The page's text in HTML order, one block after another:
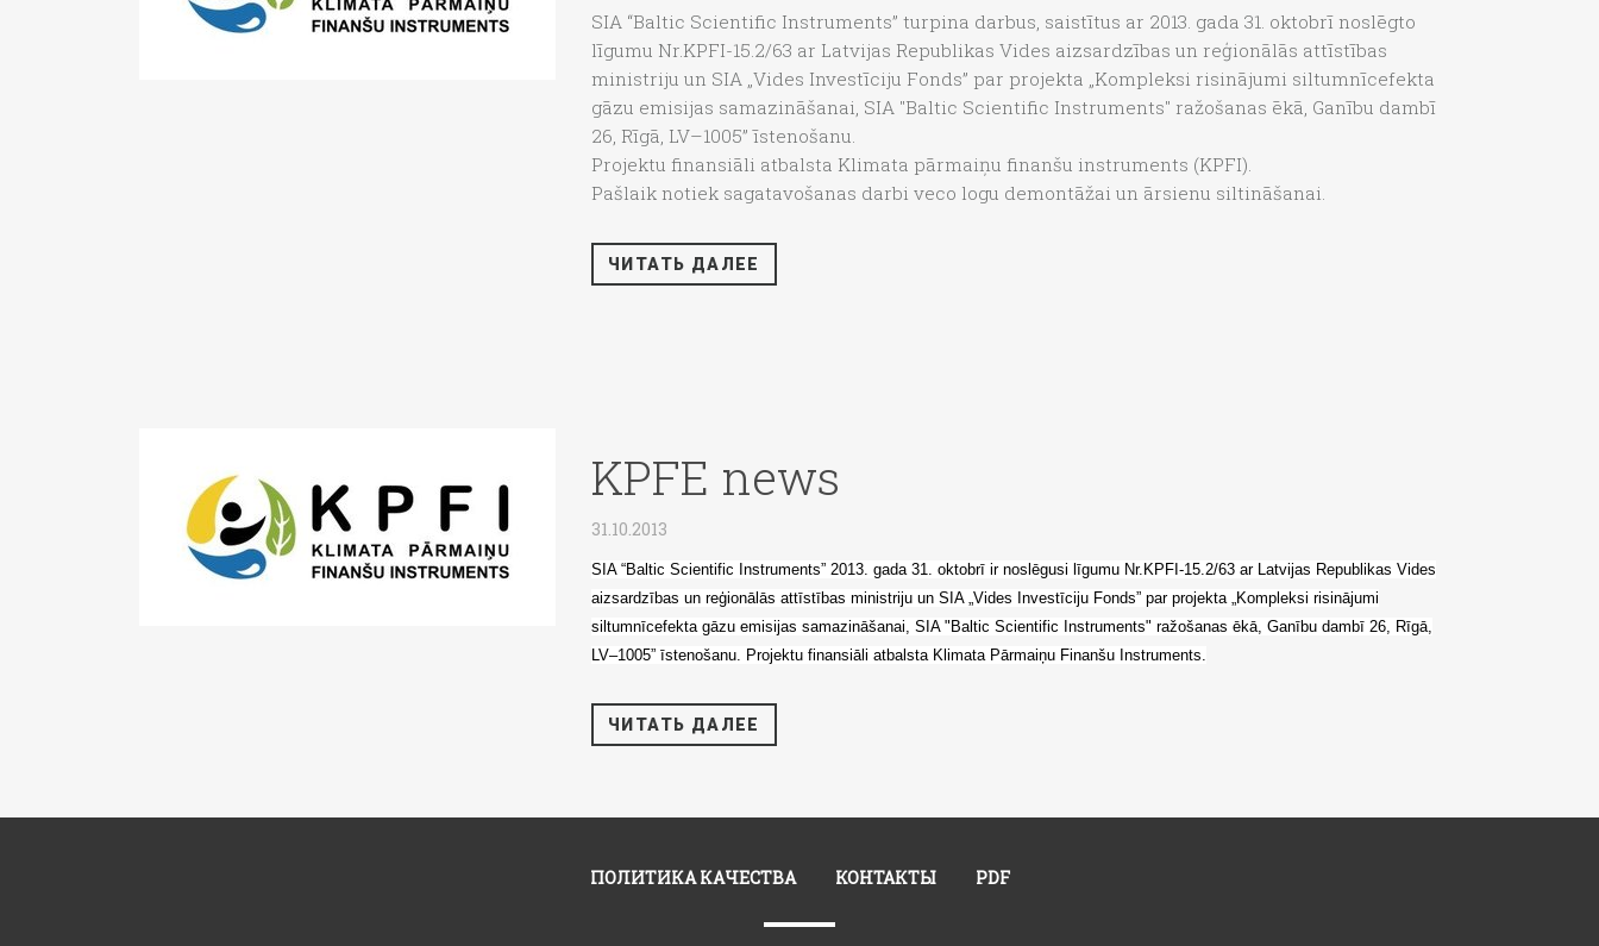
SIA “Baltic Scientific Instruments” turpina darbus, saistītus ar 2013. gada 31. oktobrī noslēgto
līgumu Nr.KPFI-15.2/63 ar Latvijas Republikas Vides aizsardzības un reģionālās attīstības
ministriju un SIA „Vides Investīciju Fonds” par projekta „Kompleksi risinājumi siltumnīcefekta
gāzu emisijas samazināšanai, SIA "Baltic Scientific Instruments" ražošanas ēkā, Ganību dambī
26, Rīgā, LV–1005” īstenošanu.
Projektu finansiāli atbalsta Klimata pārmaiņu finanšu instruments (KPFI).
Pašlaik notiek sagatavošanas darbi veco logu demontāžai un ārsienu siltināšanai.
ЧИТАТЬ ДАЛЕЕ
KPFE news
31.10.2013
SIA “Baltic Scientific Instruments” 2013. gada 31. oktobrī ir noslēgusi līgumu Nr.KPFI-15.2/63 ar Latvijas Republikas Vides
aizsardzības un reģionālās attīstības ministriju un SIA „Vides Investīciju Fonds” par projekta „Kompleksi risinājumi
siltumnīcefekta gāzu emisijas samazināšanai, SIA "Baltic Scientific Instruments" ražošanas ēkā, Ganību dambī 26, Rīgā,
LV–1005” īstenošanu. Projektu finansiāli atbalsta Klimata Pārmaiņu Finanšu Instruments.
ЧИТАТЬ ДАЛЕЕ
ПОЛИТИКА КАЧЕСТВА КОНТАКТЫ PDF